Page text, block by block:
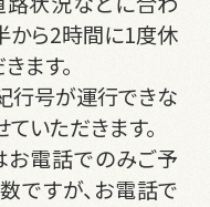
から2時間に1度休
ます。
行号が運行できな
いただきます。
電話でのみご予
ですが、お電話で